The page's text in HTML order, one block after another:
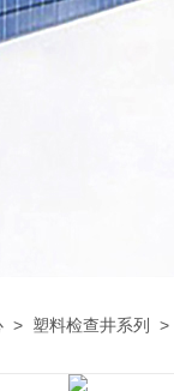
> 塑料检查井系列 >